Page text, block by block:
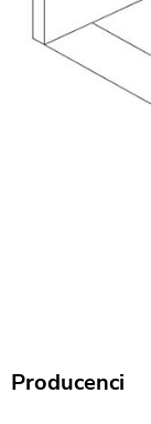
Producenci